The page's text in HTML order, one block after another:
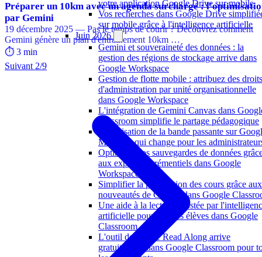
votre application Google Drive sur mobile
Vos recherches dans Google Drive
sur mobile grâce à l'intelligence artificielle
Juin 2026
Gemini et souveraineté des données : la
gestion des régions de stockage arrive dans
Google Workspace
Gestion de flotte mobile : attribuez des droits
d'administration par unité organisationnelle
dans Google Workspace
L'intégration de Gemini Canvas dans
Classroom simplifie le partage pédagogique
Optimisation de la bande passante sur
Meet : ce qui change pour les
Optimiser vos sauvegardes de données
aux exports incrémentiels dans Google
Workspace
Simplifier la préparation des cours grâce aux
nouveautés de Gemini dans Google
Une aide à la lecture boostée par
artificielle pour tous les élèves dans Google
Classroom
L'outil de lecture Read Along arrive
gratuitement dans Google Classroom pour
Préparer un 10km avec un agenda surchargé :
par Gemini
19 décembre 2025 — Pas le temps de courir ? Découvrez comment
Gemini génère un plan d'entraînement 10km …
⏱️ 3 min
Suivant 2/9